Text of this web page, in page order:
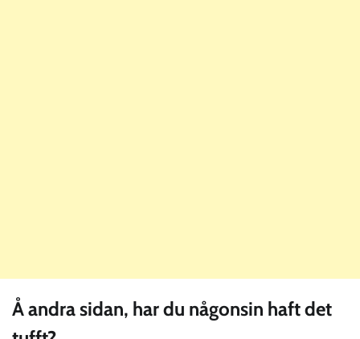
Å andra sidan, har du någonsin haft det